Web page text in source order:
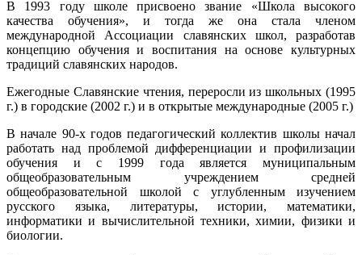
В 1993 году школе присвоено звание «Школа высокого
качества обучения», и тогда же она стала членом
международной Ассоциации славянских школ, разработав
концепцию обучения и воспитания на основе культурных
традиций славянских народов.
Ежегодные Славянские чтения, переросли из школьных (1995
г.) в городские (2002 г.) и в открытые международные (2005 г.)
В начале 90-х годов педагогический коллектив школы начал
работать над проблемой дифференциации и профилизации
обучения и с 1999 года является муниципальным
общеобразовательным учреждением средней
общеобразовательной школой с углубленным изучением
русского языка, литературы, истории, математики,
информатики и вычислительной техники, химии, физики и
биологии.